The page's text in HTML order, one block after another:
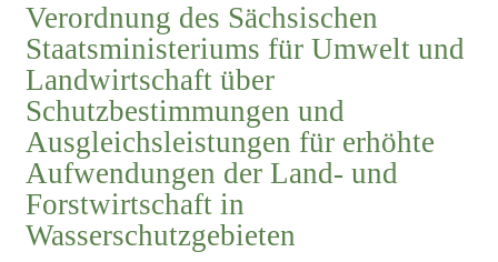
Verordnung des Sächsischen
Staatsministeriums für Umwelt und
Landwirtschaft über
Schutzbestimmungen und
Ausgleichsleistungen für erhöhte
Aufwendungen der Land- und
Forstwirtschaft in
Wasserschutzgebieten